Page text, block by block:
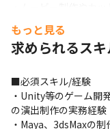
・演出効果の考察
・各デザイナー（社内
・関係各所との調整業務
＜1日の流れ（例）＞
・各自、担当の作業を
もっと見る
求められるス
■必須スキル/経験
・Unity等のゲーム開
の演出制作の実務経験
・Maya、3dsMaxの